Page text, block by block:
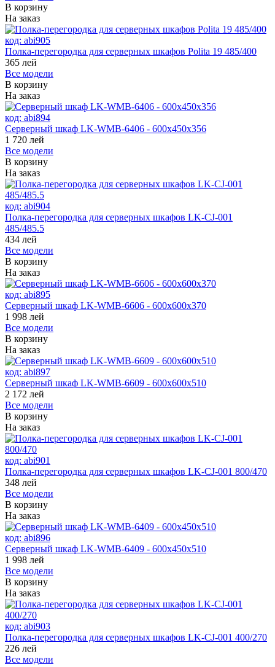
В корзину
На заказ
код: abi905
Полка-перегородка для серверных шкафов Polita 19 485/400
365 лей
Все модели
В корзину
На заказ
код: abi894
Серверный шкаф LK-WMB-6406 - 600x450x356
1 720 лей
Все модели
В корзину
На заказ
код: abi904
Полка-перегородка для серверных шкафов LK-CJ-001
485/485.5
434 лей
Все модели
В корзину
На заказ
код: abi895
Серверный шкаф LK-WMB-6606 - 600x600x370
1 998 лей
Все модели
В корзину
На заказ
код: abi897
Серверный шкаф LK-WMB-6609 - 600x600x510
2 172 лей
Все модели
В корзину
На заказ
код: abi901
Полка-перегородка для серверных шкафов LK-CJ-001 800/470
348 лей
Все модели
В корзину
На заказ
код: abi896
Серверный шкаф LK-WMB-6409 - 600x450x510
1 998 лей
Все модели
В корзину
На заказ
код: abi903
Полка-перегородка для серверных шкафов LK-CJ-001 400/270
226 лей
Все модели